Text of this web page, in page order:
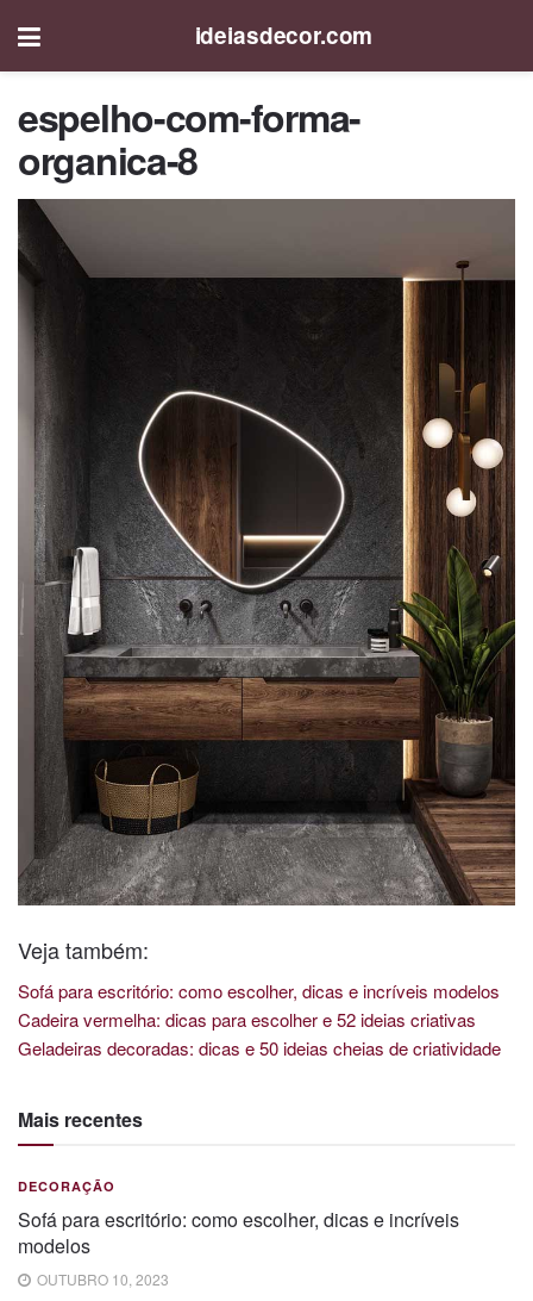
ideiasdecor.com
espelho-com-forma-
organica-8
Veja também:
Sofá para escritório: como escolher, dicas e incríveis modelos
Cadeira vermelha: dicas para escolher e 52 ideias criativas
Geladeiras decoradas: dicas e 50 ideias cheias de criatividade
Mais recentes
DECORAÇÃO
Sofá para escritório: como escolher, dicas e incríveis
modelos
OUTUBRO 10, 2023